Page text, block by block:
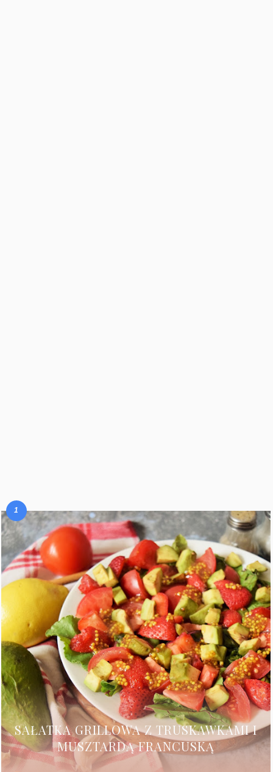
SAŁATKA GRILLOWA Z TRUSKAWKAMI I
MUSZTARDĄ FRANCUSKĄ